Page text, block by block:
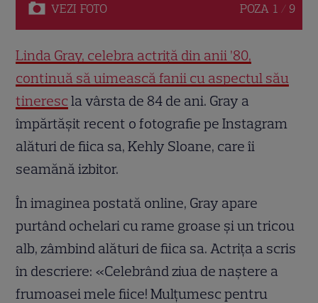
VEZI FOTO POZA 1 / 9
Linda Gray, celebra actriță din anii ’80,
continuă să uimească fanii cu aspectul său
tineresc la vârsta de 84 de ani. Gray a
împărtășit recent o fotografie pe Instagram
alături de fiica sa, Kehly Sloane, care îi
seamănă izbitor.
În imaginea postată online, Gray apare
purtând ochelari cu rame groase și un tricou
alb, zâmbind alături de fiica sa. Actrița a scris
în descriere: «Celebrând ziua de naștere a
frumoasei mele fiice! Mulțumesc pentru